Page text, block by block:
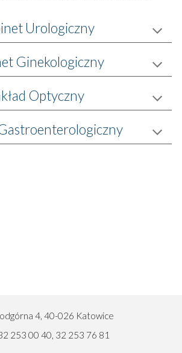
Urologiczny
Ginekologiczny
Optyczny
4, 40-026 Katowice
253 00 40, 32 253 76 81